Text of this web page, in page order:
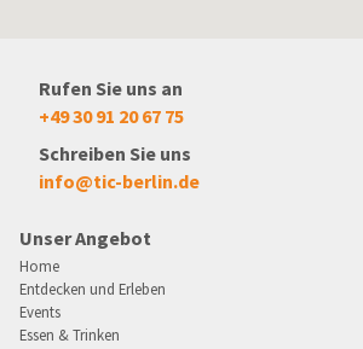
Rufen Sie uns an
+49 30 91 20 67 75
Schreiben Sie uns
info@tic-berlin.de
Unser Angebot
Home
Entdecken und Erleben
Events
Essen & Trinken